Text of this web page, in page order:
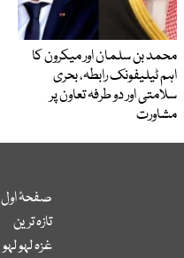
محمد بن سلمان اور میکرون کا
اہم ٹیلیفونک رابطہ، بحری
سلامتی اور دو طرفہ تعاون پر
مشاورت
صفحۂ اول
تازہ ترین
غزہ لہو لہو